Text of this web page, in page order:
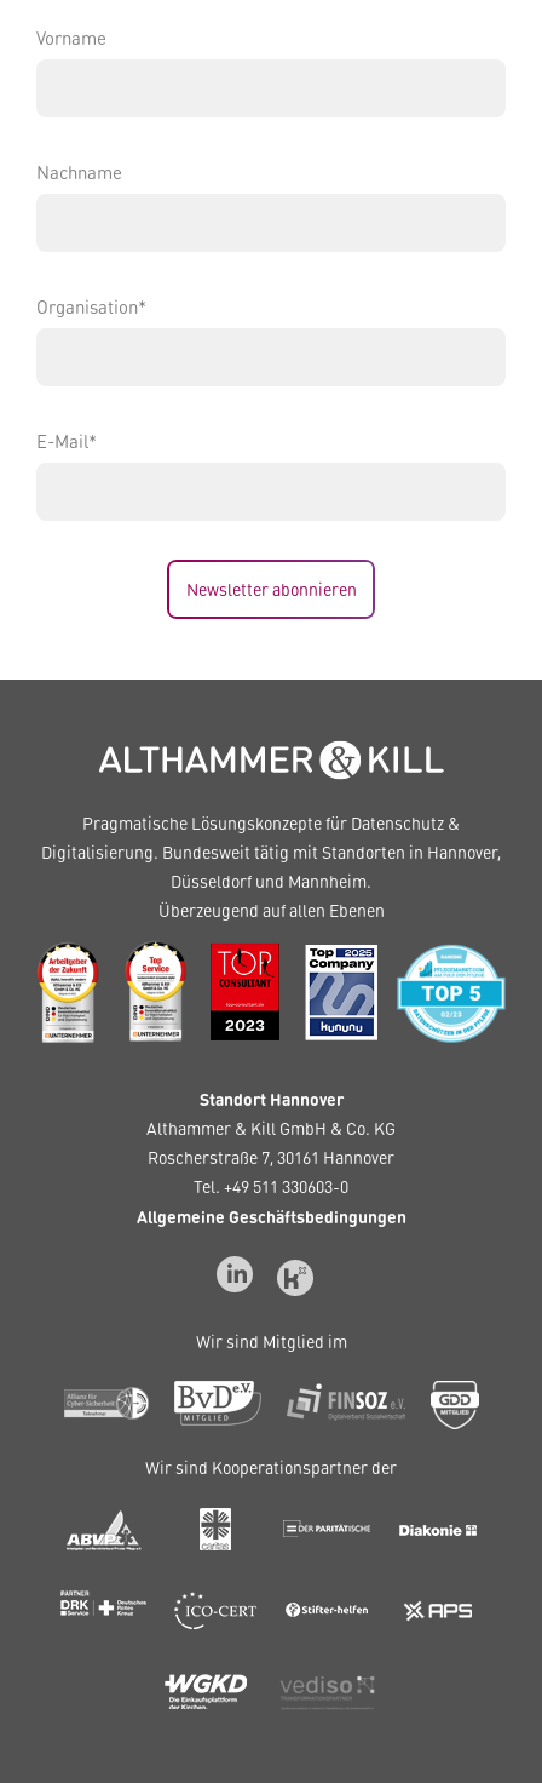
Vorname
Nachname
Organisation*
E-Mail*
Newsletter abonnieren
Pragmatische Lösungskonzepte für Datenschutz &
Digitalisierung. Bundesweit tätig mit Standorten in Hannover,
Düsseldorf und Mannheim.
Überzeugend auf allen Ebenen
Standort Hannover
Althammer & Kill GmbH & Co. KG
Roscherstraße 7, 30161 Hannover
Tel. +49 511 330603-0
Allgemeine Geschäftsbedingungen
Wir sind Mitglied im
Wir sind Kooperationspartner der